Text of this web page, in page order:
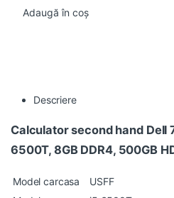
Adaugă în coș
Descriere
Calculator second hand Dell
6500T, 8GB DDR4, 500GB
Model carcasa
USFF